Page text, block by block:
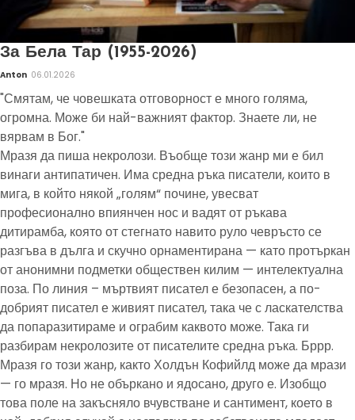
За Бела Тар (1955-2026)
Anton 06.01.2026
"Смятам, че човешката отговорност е много голяма,
огромна. Може би най-важният фактор. Знаете ли, не
вярвам в Бог."
Мразя да пиша некролози. Въобще този жанр ми е бил
винаги антипатичен. Има средна ръка писатели, които в
мига, в който някой „голям“ почине, увесват
професионално впиянчен нос и вадят от ръкава
дитирамба, която от стегнато навито руло чевръсто се
разгъва в дълга и скучно орнаментирана — като протъркан
от анонимни подметки обществен килим — интелектуална
поза. По линия – мъртвият писател е безопасен, а по-
добрият писател е живият писател, така че с ласкателства
да попаразитираме и ограбим каквото може. Така ги
разбирам некролозите от писателите средна ръка. Бррр.
Мразя го този жанр, както Холдън Кофийлд може да мрази
— го мразя. Но не объркано и ядосано, друго е. Изобщо
това поле на закъсняло вчувстване и сантимент, което в